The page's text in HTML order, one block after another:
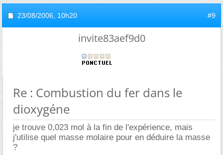
23/08/2006, 10h20 #9
invite83aef9d0
Re : Combustion du fer dans le
dioxygéne
je trouve 0,023 mol à la fin de l'expérience, mais
j'utilise quel masse molaire pour en déduire la masse
?